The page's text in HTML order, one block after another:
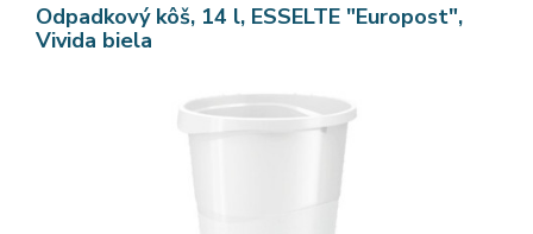
Odpadkový kôš, 14 l, ESSELTE "Europost",
Vivida biela